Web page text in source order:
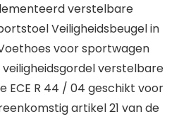
verstelbare
Veiligheidsbeugel in
voor sportwagen
verstelbare
ECE R 44 / 04 geschikt voor
artikel 21 van de